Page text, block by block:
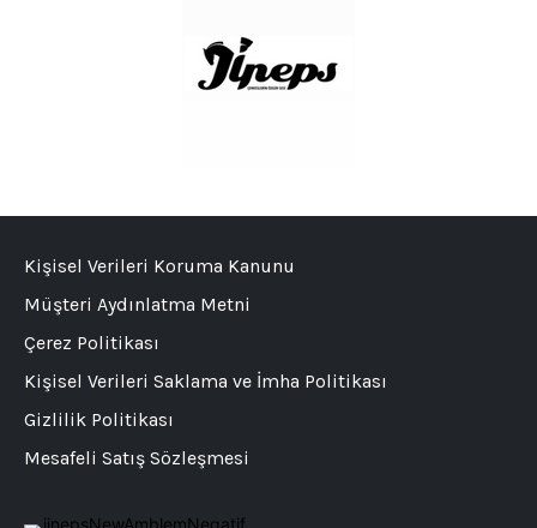
Kişisel Verileri Koruma Kanunu
Müşteri Aydınlatma Metni
Çerez Politikası
Kişisel Verileri Saklama ve İmha Politikası
Gizlilik Politikası
Mesafeli Satış Sözleşmesi